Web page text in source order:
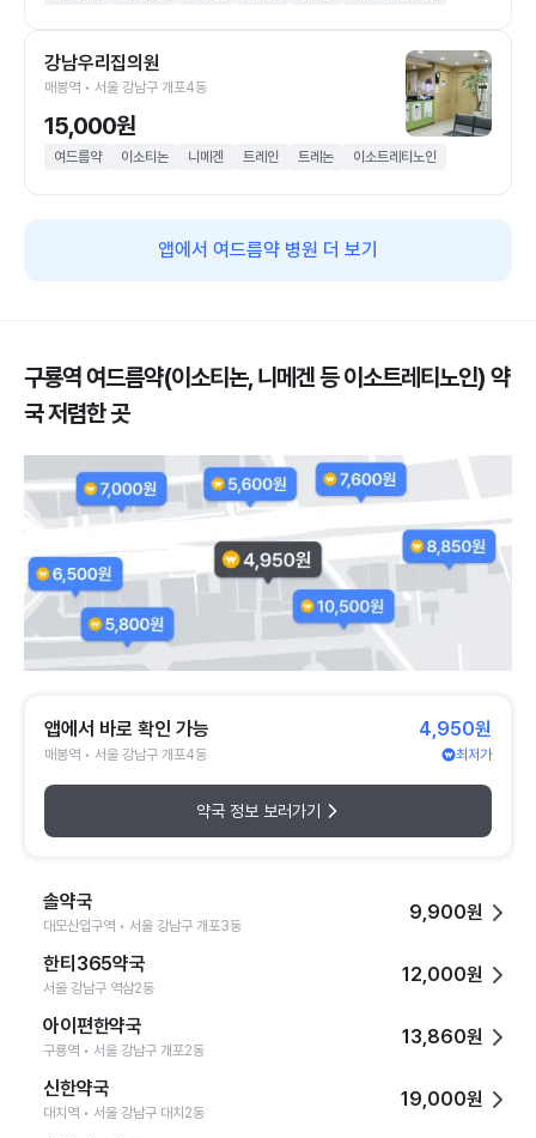
강남우리집의원
매봉역 • 서울 강남구 개포4동
15,000원
여드름약 이소티논 니메겐 트레인 트레논 이소트레티노인
앱에서 여드름약 병원 더 보기
구룡역 여드름약(이소티논, 니메겐 등 이소트레티노인) 약
국 저렴한 곳
앱에서 바로 확인 가능
매봉역 • 서울 강남구 개포4동
4,950원
최저가
약국 정보 보러가기
솔약국
대모산입구역 • 서울 강남구 개포3동
9,900원
한티365약국
서울 강남구 역삼2동
12,000원
아이편한약국
구룡역 • 서울 강남구 개포2동
13,860원
신한약국
대치역 • 서울 강남구 대치2동
19,000원